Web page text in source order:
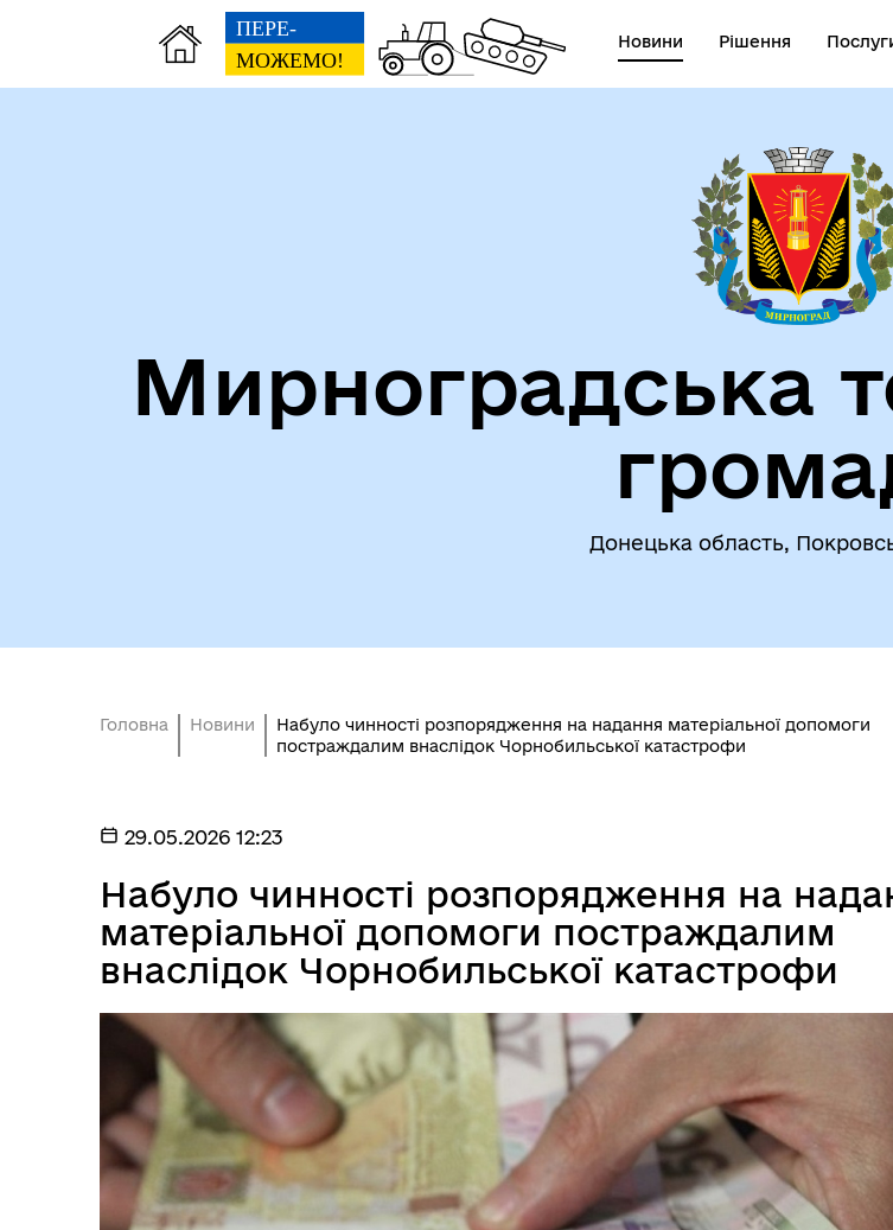
Новини Рішення
Стратегія розвитку громади Фінанси
Мирноградська
Донецька область,
Головна Новини
Набуло чинності розпорядження на надання матеріальної допомоги
постраждалим внаслідок Чорнобильської катастрофи
29.05.2026 12:23
Набуло чинності розпорядження на
матеріальної допомоги постраждалим
внаслідок Чорнобильської катастрофи